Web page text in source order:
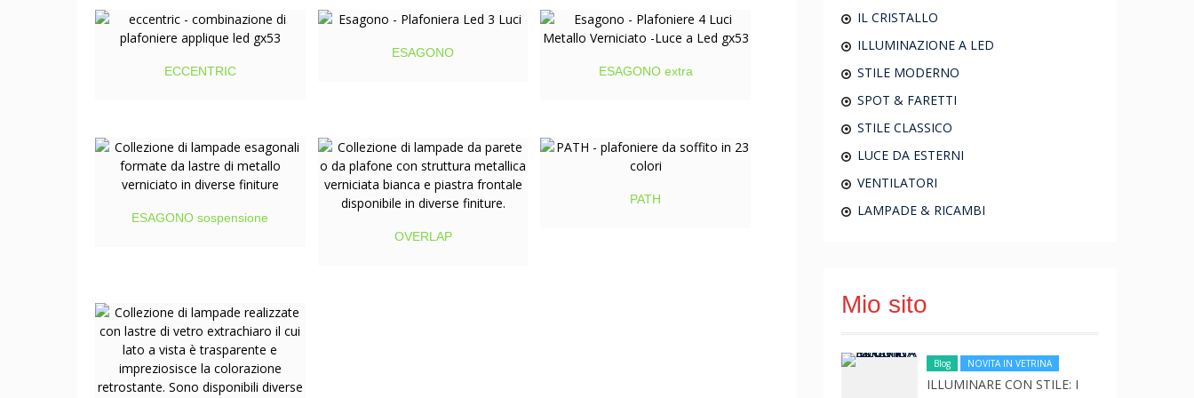
ECCENTRIC
ESAGONO
ESAGONO extra
ESAGONO sospensione
OVERLAP
PATH
IL CRISTALLO
ILLUMINAZIONE A LED
STILE MODERNO
SPOT & FARETTI
STILE CLASSICO
LUCE DA ESTERNI
VENTILATORI
LAMPADE & RICAMBI
Mio sito
Blog NOVITA IN VETRINA
ILLUMINARE CON STILE: I